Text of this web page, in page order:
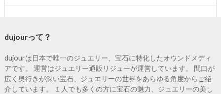
dujourって？
dujourは日本で唯一のジュエリー、宝石に特化したオウンドメディ
アです。 運営はジュエリー通販リジューが運営しています。 間口が
広く奥行きが深い宝石、ジュエリーの世界をあらゆる角度からご紹
介しています。 １人でも多くの方に宝石の魅力、ジュエリーの美し